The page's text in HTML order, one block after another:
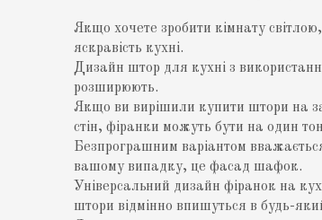
Якщо хочете зробити кімнату
яскравість кухні.
Дизайн штор для кухні з
розширюють.
Якщо ви вирішили купити штори на
стін, фіранки можуть бути на один
Безпрограшним варіантом
вашому випадку, це фасад шафок.
Універсальний дизайн фіранок на
штори відмінно впишуться в будь-